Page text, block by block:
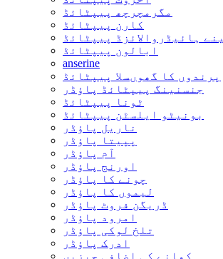
مگرمچرچھ پیپٹائڈ
کارن پیپٹائڈ
ہائیڈروالائزڈ پیپٹائڈ
ابالون پیپٹائڈ
anserine
پرندوں کا گھوںسلا پیپٹائڈ
جنسنینگ پیپٹائڈ پاؤڈر
ٹونا پیپٹائڈ
بونیٹو ایلسٹن پیپٹائڈ
ناریل پاؤڈر
پپیتا پاؤڈر
آم پاؤڈر
اورنج پاؤڈر
چونے کا پاؤڈر
لیموں کا پاؤڈر
ڈریگن فروٹ پاؤڈر
امرود پاؤڈر
تلخ لوکی پاؤڈر
ادرک پاؤڈر
کھانے کی اضافی چیزیں